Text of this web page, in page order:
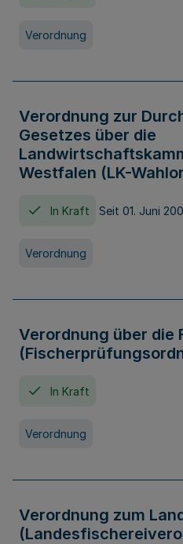
Verordnung
Verordnung zur
Gesetzes über die
Westfalen (LK-
In Kraft Seit 01. Juni
Verordnung
Verordnung über die
In Kraft
Verordnung
Verordnung zum